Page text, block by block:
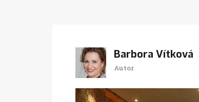
Barbora Vítková
Autor